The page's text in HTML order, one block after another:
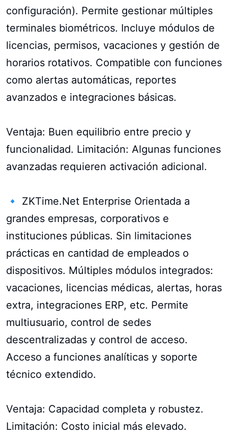
configuración). Permite gestionar múltiples
terminales biométricos. Incluye módulos de
licencias, permisos, vacaciones y gestión de
horarios rotativos. Compatible con funciones
como alertas automáticas, reportes
avanzados e integraciones básicas.
Ventaja: Buen equilibrio entre precio y
funcionalidad. Limitación: Algunas funciones
avanzadas requieren activación adicional.
🔹 ZKTime.Net Enterprise Orientada a
grandes empresas, corporativos e
instituciones públicas. Sin limitaciones
prácticas en cantidad de empleados o
dispositivos. Múltiples módulos integrados:
vacaciones, licencias médicas, alertas, horas
extra, integraciones ERP, etc. Permite
multiusuario, control de sedes
descentralizadas y control de acceso.
Acceso a funciones analíticas y soporte
técnico extendido.
Ventaja: Capacidad completa y robustez.
Limitación: Costo inicial más elevado.